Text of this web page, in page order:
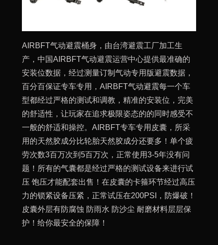
AIRBFT气动避震桶身，由台湾避震工厂加工生
产，中国AIRBFT气动避震运营中心提供最准确的
安装位数据，经过测量订制气动专用版避震数据，
百分百保证专车专用，AIRBFT气动避震每一个车
型都经过严格的测试和调教，精准的安装位，完美
的舒适性，让玩家在追求极限姿态的的同时感受不
一般的舒适和操控。AIRBFT专车专用皮囊，所采
用的天然胶成分比轮胎天然胶成分还要多！单个疲
劳次数3百万次到5百万次，正常使用3-5年没有问
题！所有的气囊都是经过严格的测试设备来进行试
压 饱压才能配套出售！在皮囊的卡箍环节经过高压
力的锁紧设备压紧，正常试压在200PSI，防爆破！
皮囊外层有防腐蚀 防雨水 防沙尘 耐磨材料层层保
护！给你最安全的保障！